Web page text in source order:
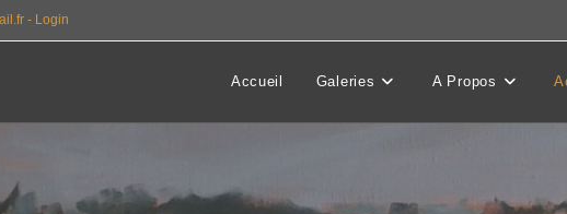
- Login
Accueil Galeries A Propos